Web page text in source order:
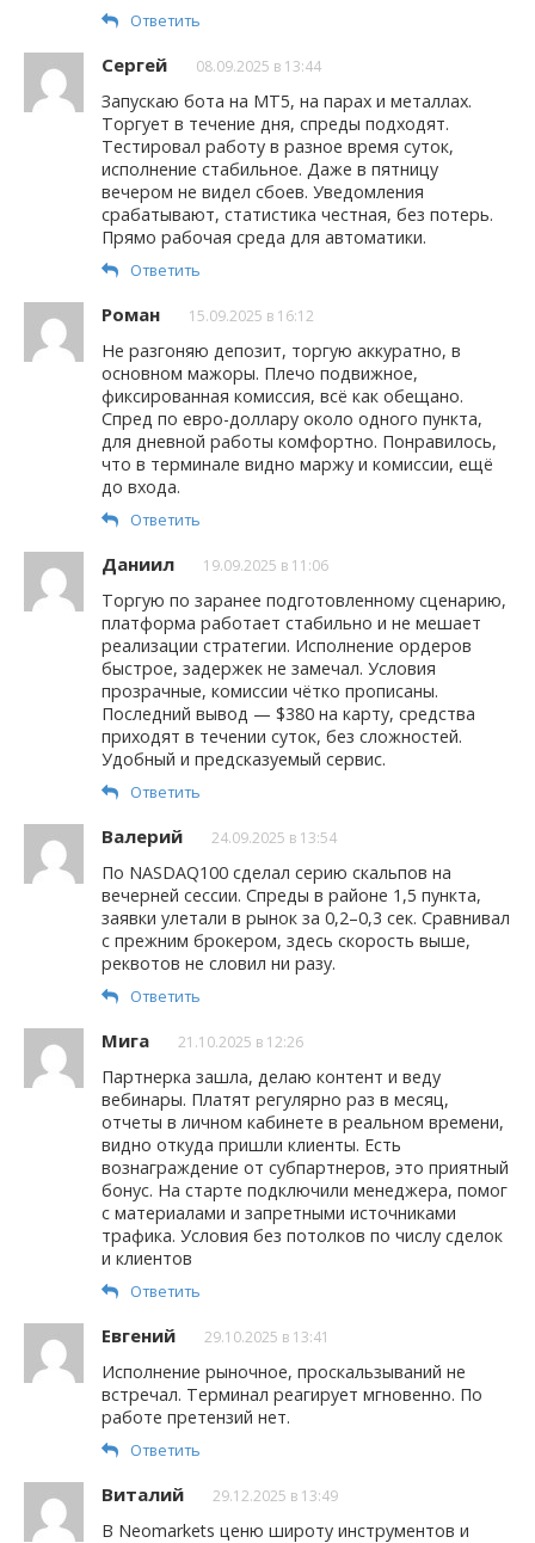
Ответить
Сергей 08.09.2025 в 13:44
Запускаю бота на MT5, на парах и металлах.
Торгует в течение дня, спреды подходят.
Тестировал работу в разное время суток,
исполнение стабильное. Даже в пятницу
вечером не видел сбоев. Уведомления
срабатывают, статистика честная, без потерь.
Прямо рабочая среда для автоматики.
Ответить
Роман 15.09.2025 в 16:12
Не разгоняю депозит, торгую аккуратно, в
основном мажоры. Плечо подвижное,
фиксированная комиссия, всё как обещано.
Спред по евро-доллару около одного пункта,
для дневной работы комфортно. Понравилось,
что в терминале видно маржу и комиссии, ещё
до входа.
Ответить
Даниил 19.09.2025 в 11:06
Торгую по заранее подготовленному сценарию,
платформа работает стабильно и не мешает
реализации стратегии. Исполнение ордеров
быстрое, задержек не замечал. Условия
прозрачные, комиссии чётко прописаны.
Последний вывод — $380 на карту, средства
приходят в течении суток, без сложностей.
Удобный и предсказуемый сервис.
Ответить
Валерий 24.09.2025 в 13:54
По NASDAQ100 сделал серию скальпов на
вечерней сессии. Спреды в районе 1,5 пункта,
заявки улетали в рынок за 0,2–0,3 сек. Сравнивал
с прежним брокером, здесь скорость выше,
реквотов не словил ни разу.
Ответить
Мига 21.10.2025 в 12:26
Партнерка зашла, делаю контент и веду
вебинары. Платят регулярно раз в месяц,
отчеты в личном кабинете в реальном времени,
видно откуда пришли клиенты. Есть
вознаграждение от субпартнеров, это приятный
бонус. На старте подключили менеджера, помог
с материалами и запретными источниками
трафика. Условия без потолков по числу сделок
и клиентов
Ответить
Евгений 29.10.2025 в 13:41
Исполнение рыночное, проскальзываний не
встречал. Терминал реагирует мгновенно. По
работе претензий нет.
Ответить
Виталий 29.12.2025 в 13:49
В Neomarkets ценю широту инструментов и